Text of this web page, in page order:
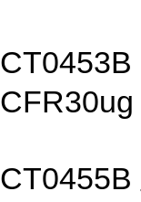
CT0453B
CFR30ug
CT0455B